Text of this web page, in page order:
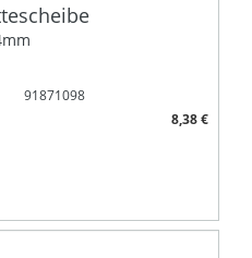
91871098
8,38 €